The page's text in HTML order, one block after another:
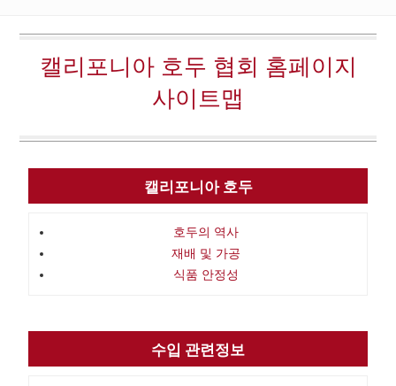
캘리포니아 호두 협회 홈페이지
사이트맵
캘리포니아 호두
호두의 역사
재배 및 가공
식품 안정성
수입 관련정보